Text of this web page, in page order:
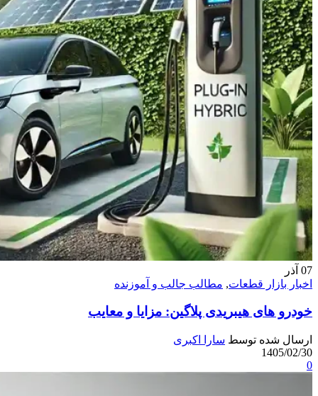
07 آذر
اخبار بازار قطعات, مطالب جالب و آموزنده
خودرو های هیبریدی پلاگین: مزایا و معایب
ارسال شده توسط سارا اکبری
1405/02/30
0